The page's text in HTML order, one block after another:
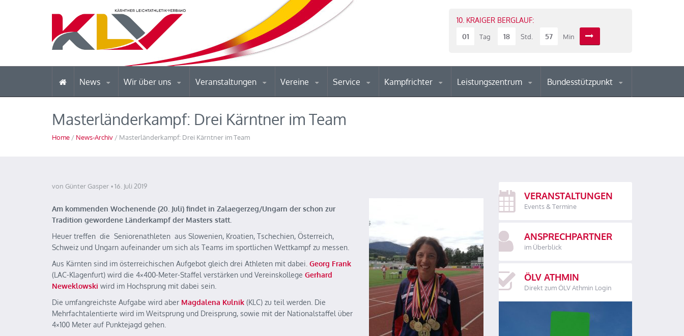
10. KRAIGER BERGLAUF:
01
Tag 18 Std. 57 Min
News Wir über uns Veranstaltungen Vereine Service Kampfrichter Leistungszentrum Bundesstützpunkt
Masterländerkampf: Drei Kärntner im Team
Home / News-Archiv / Masterländerkampf: Drei Kärntner im Team
von Günter Gasper 16. Juli 2019
Am kommenden Wochenende (20. Juli) findet in Zalaegerzeg/Ungarn der schon zur
Tradition gewordene Länderkampf der Masters statt.
Heuer treffen die Seniorenathleten aus Slowenien, Kroatien, Tschechien, Österreich,
Schweiz und Ungarn aufeinander um sich als Teams im sportlichen Wettkampf zu messen.
Aus Kärnten sind im österreichischen Aufgebot gleich drei Athleten mit dabei. Georg Frank
(LAC-Klagenfurt) wird die 4×400-Meter-Staffel verstärken und Vereinskollege Gerhard
Neweklowski wird im Hochsprung mit dabei sein.
Die umfangreichste Aufgabe wird aber Magdalena Kulnik (KLC) zu teil werden. Die
Mehrfachtalentierte wird im Weitsprung und Dreisprung, sowie mit der Nationalstaffel über
4×100 Meter auf Punktejagd gehen.
VERANSTALTUNGEN
Events & Termine
ANSPRECHPARTNER
im Überblick
ÖLV ATHMIN
Direkt zum ÖLV Athmin Login